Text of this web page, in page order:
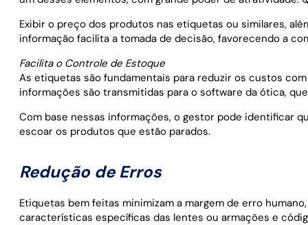
Exibir o preço dos produtos nas etiquetas ou similares,
informação facilita a tomada de decisão, favorecendo a
Facilita o Controle de Estoque
As etiquetas são fundamentais para reduzir os custos
informações são transmitidas para o software da ótica,
Com base nessas informações, o gestor pode identificar
escoar os produtos que estão parados.
Redução de Erros
Etiquetas bem feitas minimizam a margem de erro
características específicas das lentes ou armações e